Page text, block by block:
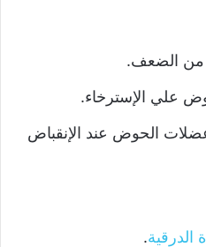
من الضعف.
علي الإسترخاء.
الحوض عند الإنقباض
الدرقية.